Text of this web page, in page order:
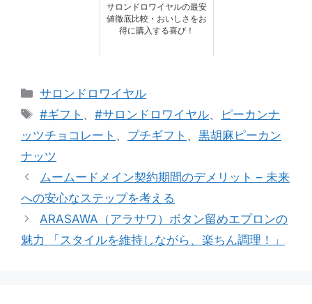
サロンドロワイヤルの最安
値徹底比較・おいしさをお
得に購入する喜び！
カ
テ
リ
ー
サロンドロワイヤル
タ
グ
#ギフト 、#サロンドロワイヤル、
ピーカンナ
ッツチョコレート 、 プチギフト 、 黒胡麻ピーカン
ナッツ
ムームードメイン契約期間のデメリット – 未来
への安心なステップを考える
ARASAWA（アラサワ）ボタン留めエプロンの
魅力 「スタイルを維持しながら、楽ちん調理！」